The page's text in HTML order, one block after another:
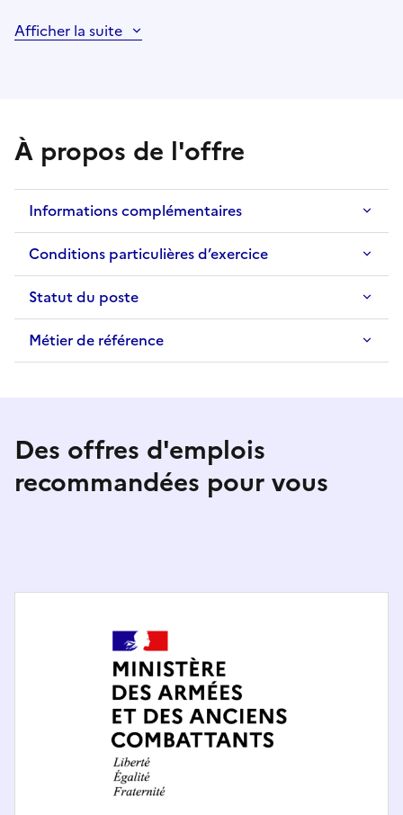
Afficher la suite
À propos de l'offre
Informations complémentaires
Conditions particulières d’exercice
Statut du poste
Métier de référence
Des offres d'emplois
recommandées pour vous